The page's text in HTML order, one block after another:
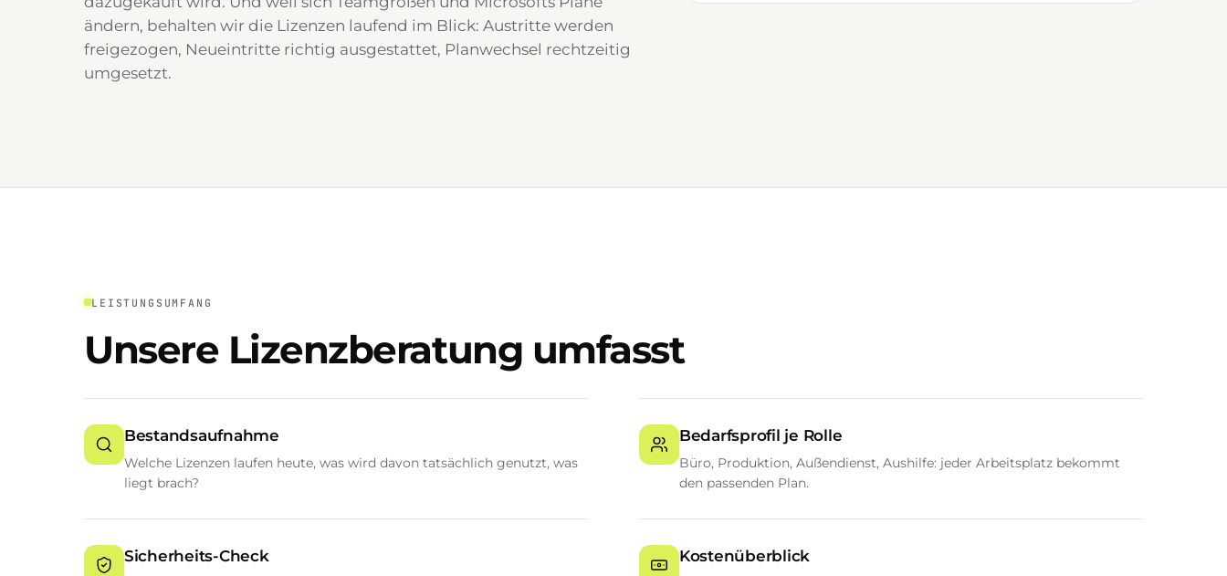
ändern, behalten wir die Lizenzen laufend im Blick: Austritte werden
freigezogen, Neueintritte richtig ausgestattet, Planwechsel rechtzeitig
umgesetzt.
LEISTUNGSUMFANG
Unsere Lizenzberatung umfasst
Bestandsaufnahme
Welche Lizenzen laufen heute, was wird davon tatsächlich genutzt, was
liegt brach?
Bedarfsprofil je Rolle
Büro, Produktion, Außendienst, Aushilfe: jeder Arbeitsplatz bekommt
den passenden Plan.
Sicherheits-Check Kostenüberblick